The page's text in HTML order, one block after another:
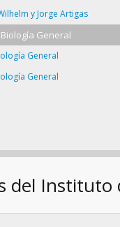
y Jorge Artigas
General
General
General
del Instituto